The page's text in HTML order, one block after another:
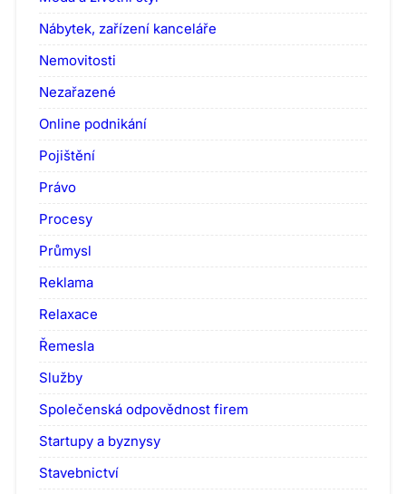
Nábytek, zařízení kanceláře
Nemovitosti
Nezařazené
Online podnikání
Pojištění
Právo
Procesy
Průmysl
Reklama
Relaxace
Řemesla
Služby
Společenská odpovědnost firem
Startupy a byznysy
Stavebnictví